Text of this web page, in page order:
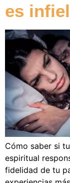
es infiel
Cómo saber si
espiritual
fidelidad de tu